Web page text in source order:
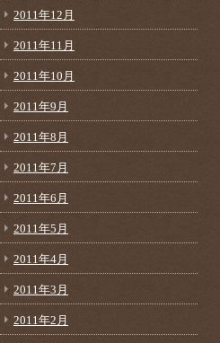
2011年12月
2011年11月
2011年10月
2011年9月
2011年8月
2011年7月
2011年6月
2011年5月
2011年4月
2011年3月
2011年2月